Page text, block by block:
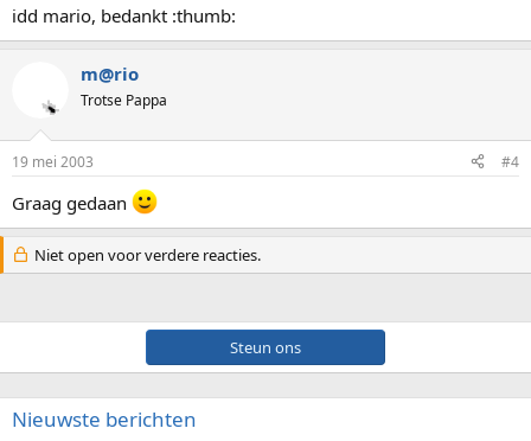
idd mario, bedankt :thumb:
m@rio
Trotse Pappa
19 mei 2003 #4
Graag gedaan
Niet open voor verdere reacties.
Steun ons
Nieuwste berichten